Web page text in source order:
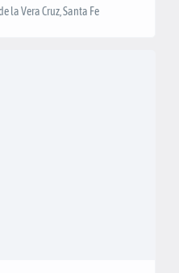
la Vera Cruz, Santa Fe